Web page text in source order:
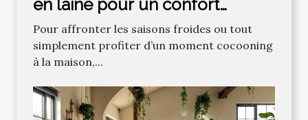
en laine pour un confort
optimal ?
Pour affronter les saisons froides ou tout
simplement profiter d’un moment cocooning
à la maison,...